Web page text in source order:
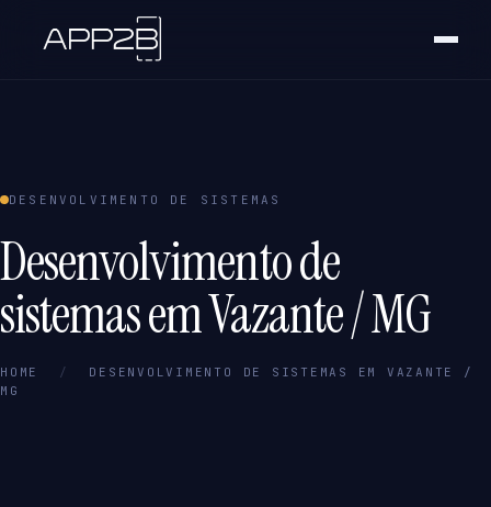
DESENVOLVIMENTO DE SISTEMAS
Desenvolvimento de
sistemas em Vazante / MG
HOME /
DESENVOLVIMENTO DE SISTEMAS EM VAZANTE /
MG